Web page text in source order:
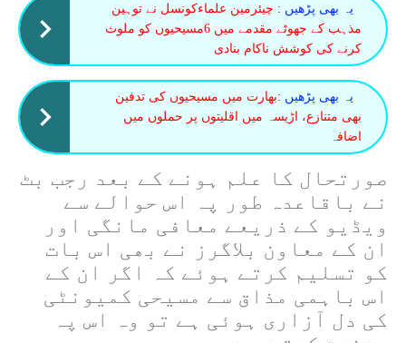
یہ بھی پڑھیں : چیئرمین علماءکونسل نے توہین
مذہب کے جھوٹے مقدمے میں 6مسیحیوں کو ملوث
کرنے کی کوشش ناکام بنادی
یہ بھی پڑھیں :بھارت میں مسیحیوں کی تدفین
بھی متنازع، اڑیسہ میں اقلیتوں پر حملوں میں
اضافہ
صورتحال کا علم ہونے کے بعد رجب بٹ
نے باقاعدہ طور پہ اس حوالے سے
ویڈیو کے ذریعے معافی مانگی اور
ان کے معاون بلاگرز نے بھی اس بات
کو تسلیم کرتے ہوئے کہ اگر ان کے
اس باہمی مذاق سے مسیحی کمیونٹی
کی دل آزاری ہوئی ہے تو وہ اس پہ